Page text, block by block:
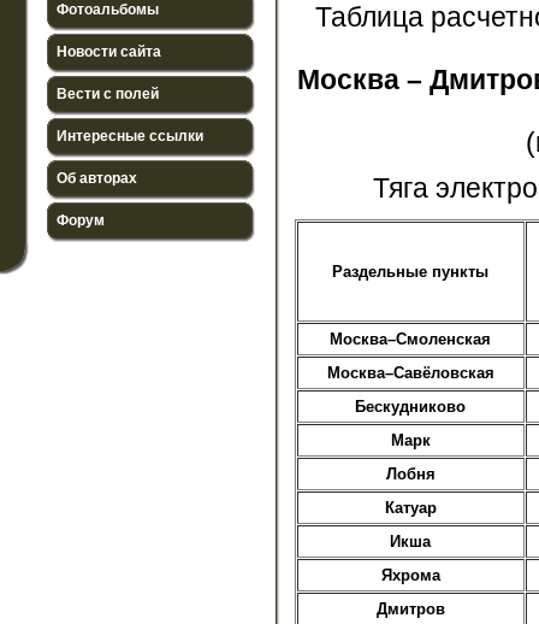
Фотоальбомы
Новости сайта
Вести с полей
Интересные ссылки
Об авторах
Форум
Таблица
Москва –
Тяга
Раздельные пункты
Москва–Смоленская
Москва–Савёловская
Бескудниково
Марк
Лобня
Катуар
Икша
Яхрома
Дмитров